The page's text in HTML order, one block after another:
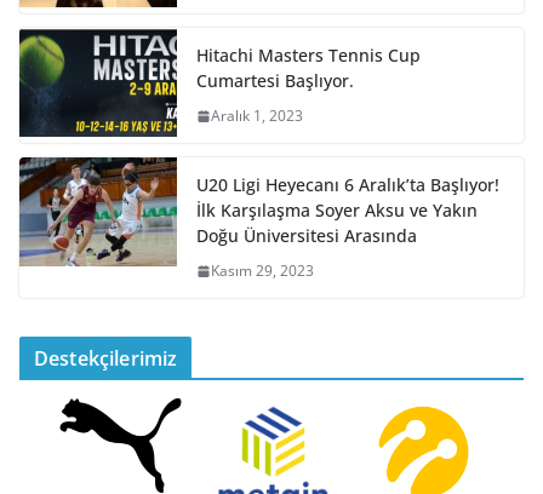
Hitachi Masters Tennis Cup
Cumartesi Başlıyor.
Aralık 1, 2023
U20 Ligi Heyecanı 6 Aralık’ta Başlıyor!
İlk Karşılaşma Soyer Aksu ve Yakın
Doğu Üniversitesi Arasında
Kasım 29, 2023
Destekçilerimiz